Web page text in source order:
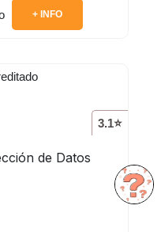
+ INFO
3.1⭐
de Datos